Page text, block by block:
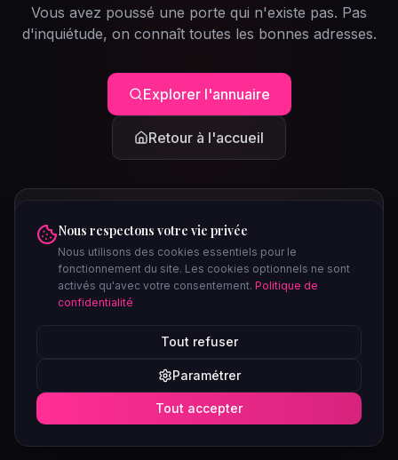
Vous avez poussé une porte qui n'existe pas. Pas
d'inquiétude, on connaît toutes les bonnes adresses.
Explorer l'annuaire
Retour à l'accueil
Soirées ce week-end
Nous respectons votre vie privée
Nous utilisons des cookies essentiels pour le
fonctionnement du site. Les cookies optionnels ne sont
activés qu'avec votre consentement. Politique de
confidentialité
Tout refuser
Paramétrer
Tout accepter